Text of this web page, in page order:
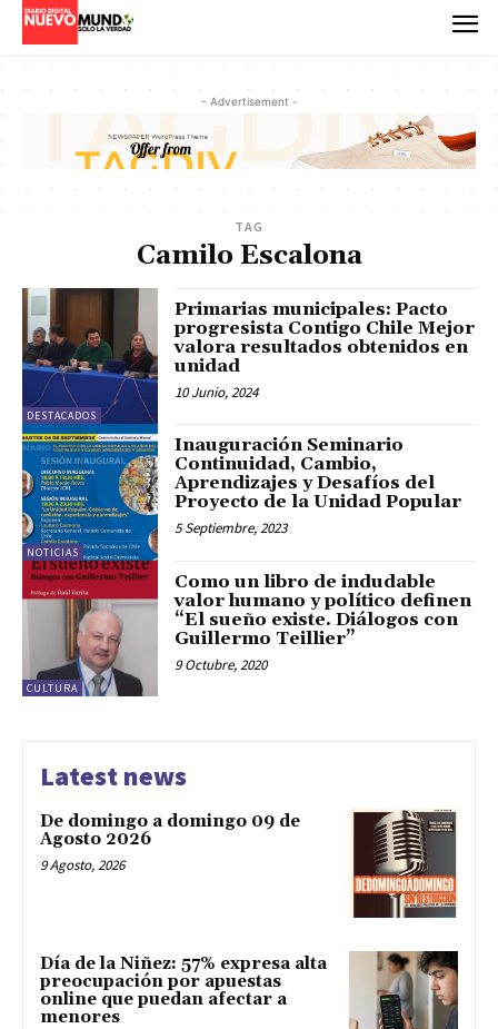
- Advertisement -
TAG
Camilo Escalona
DESTACADOS
Primarias municipales: Pacto
progresista Contigo Chile Mejor
valora resultados obtenidos en
unidad
10 Junio, 2024
NOTICIAS
Inauguración Seminario
Continuidad, Cambio,
Aprendizajes y Desafíos del
Proyecto de la Unidad Popular
5 Septiembre, 2023
CULTURA
Como un libro de indudable
valor humano y político definen
“El sueño existe. Diálogos con
Guillermo Teillier”
9 Octubre, 2020
Latest news
De domingo a domingo 09 de
Agosto 2026
9 Agosto, 2026
Día de la Niñez: 57% expresa alta
preocupación por apuestas
online que puedan afectar a
menores